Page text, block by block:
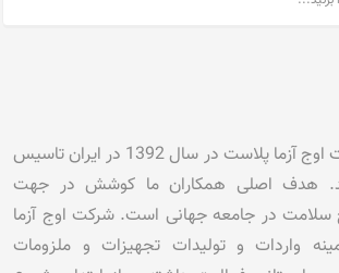
شرکت اوج آزما پلاست در سال 1392 در ایران تاسیس
هدف اصلی همکاران ما کوشش در جهت
سلامت در جامعه جهانی است. شرکت اوج آزما
واردات و تولیدات تجهیزات و ملزومات